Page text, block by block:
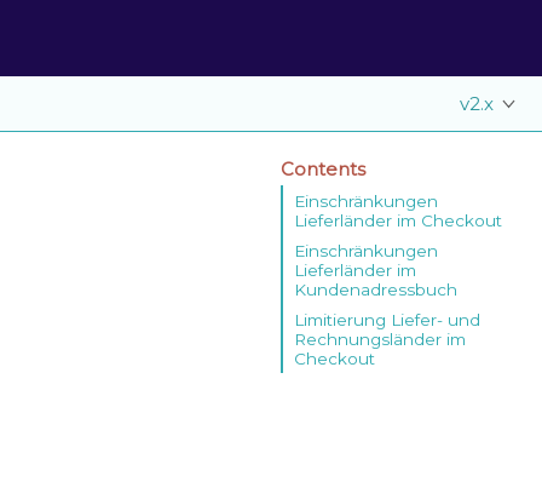
v2.x
Contents
Einschränkungen
Lieferländer im Checkout
Einschränkungen
Lieferländer im
Kundenadressbuch
Limitierung Liefer- und
Rechnungsländer im
Checkout